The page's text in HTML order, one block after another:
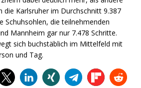
die Karlsruher im Durchschnitt 9.387
Schuhsohlen, die teilnehmenden
Mannheim gar nur 7.478 Schritte.
sich buchstäblich im Mittelfeld mit
und Tag.